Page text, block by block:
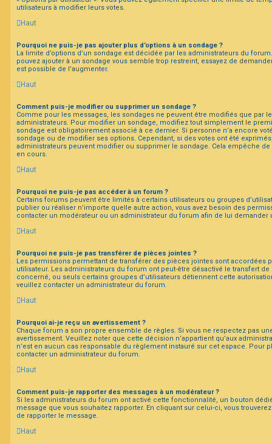
utilisateurs à modifier leurs votes.
Haut
Pourquoi ne puis-je pas ajouter plus d’options à un sondage ?
La limite d’options d’un sondage est décidée par les administrateurs du
pouvez ajouter à un sondage vous semble trop restreint, essayez de
est possible de l’augmenter.
Haut
Comment puis-je modifier ou supprimer un sondage ?
Comme pour les messages, les sondages ne peuvent être modifiés que par
administrateurs. Pour modifier un sondage, modifiez tout simplement le
sondage est obligatoirement associé à ce dernier. Si personne n’a encore
sondage ou de modifier ses options. Cependant, si des votes ont été
administrateurs peuvent modifier ou supprimer le sondage. Cela empêche
en cours.
Haut
Pourquoi ne puis-je pas accéder à un forum ?
Certains forums peuvent être limités à certains utilisateurs ou groupes
publier ou réaliser n’importe quelle autre action, vous avez besoin des
contacter un modérateur ou un administrateur du forum afin de lui demander
Haut
Pourquoi ne puis-je pas transférer de pièces jointes ?
Les permissions permettant de transférer des pièces jointes sont accordées
utilisateur. Les administrateurs du forum ont peut-être désactivé le transfert
concerné, ou seuls certains groupes d’utilisateurs détiennent cette
veuillez contacter un administrateur du forum.
Haut
Pourquoi ai-je reçu un avertissement ?
Chaque forum a son propre ensemble de règles. Si vous ne respectez pas
avertissement. Veuillez noter que cette décision n’appartient qu’aux
n’est en aucun cas responsable du règlement instauré sur cet espace. Pour
contacter un administrateur du forum.
Haut
Comment puis-je rapporter des messages à un modérateur ?
Si les administrateurs du forum ont activé cette fonctionnalité, un bouton
message que vous souhaitez rapporter. En cliquant sur celui-ci, vous
de rapporter le message.
Haut